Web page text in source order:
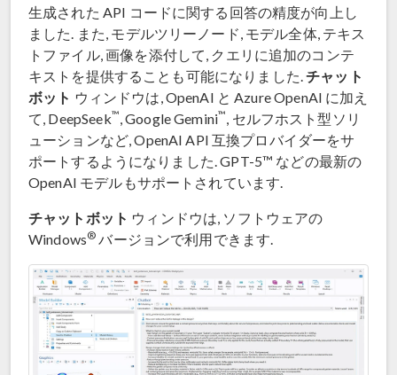
生成された API コードに関する回答の精度が向上し
ました. また, モデルツリーノード, モデル全体, テキス
トファイル, 画像を添付して, クエリに追加のコンテ
キストを提供することも可能になりました.チャット
ボット ウィンドウは, OpenAI と Azure OpenAI に加え
て, DeepSeek™, Google Gemini™, セルフホスト型ソリ
ューションなど, OpenAI API 互換プロバイダーをサ
ポートするようになりました. GPT-5™ などの最新の
OpenAI モデルもサポートされています.
チャットボット ウィンドウは, ソフトウェアの
Windows® バージョンで利用できます.